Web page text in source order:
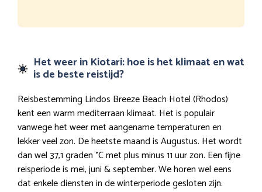
Het weer in Kiotari: hoe is het klimaat en wat
is de beste reistijd?
Reisbestemming Lindos Breeze Beach Hotel (Rhodos)
kent een warm mediterraan klimaat. Het is populair
vanwege het weer met aangename temperaturen en
lekker veel zon. De heetste maand is Augustus. Het wordt
dan wel 37,1 graden °C met plus minus 11 uur zon. Een fijne
reisperiode is mei, juni & september. We horen wel eens
dat enkele diensten in de winterperiode gesloten zijn.